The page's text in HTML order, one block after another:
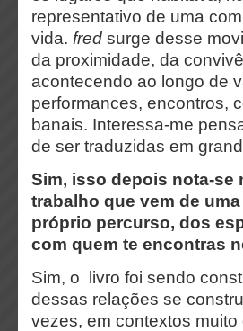
representativo de uma
vida. fred surge desse
da proximidade, da
acontecendo ao longo de
performances, encontros,
banais. Interessa-me
de ser traduzidas em
Sim, isso depois nota-se
trabalho que vem de
próprio percurso, dos
com quem te encontras
Sim, o livro foi sendo
dessas relações se
vezes, em contextos